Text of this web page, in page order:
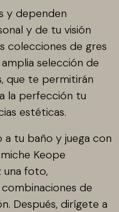
y dependen
y de tu visión
colecciones de gres
selección de
que te permitirán
la perfección tu
estéticas.
tu baño y juega con
Keope
una foto,
de
Después, dirígete a